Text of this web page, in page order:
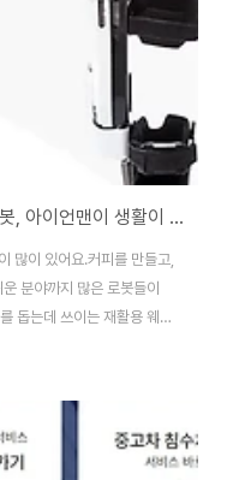
웨어러블 로봇 생활속의 로봇, 입는 로봇, 아이언맨이 생활이 된다.
많이 있어요.커피를 만들고,
분야까지 많은 로봇들이
돕는데 쓰이는 재활용 웨어
웨어러블 로봇은 일반적으
계됩니다. 예를 들어, 의료
작업자의 생산성을 높이는
보조 장치처럼 활동을 지원